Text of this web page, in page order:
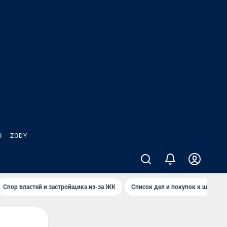
ZODY
Спор властей и застройщика из-за ЖК Список дел и покупок к школе